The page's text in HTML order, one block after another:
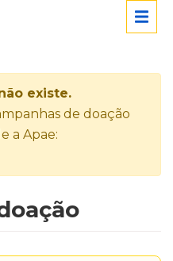
existe.
de doação
a Apae: